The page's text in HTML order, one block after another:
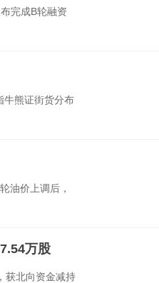
完成B轮融资
牛熊证街货分布
油价上调后，
万股
获北向资金减持